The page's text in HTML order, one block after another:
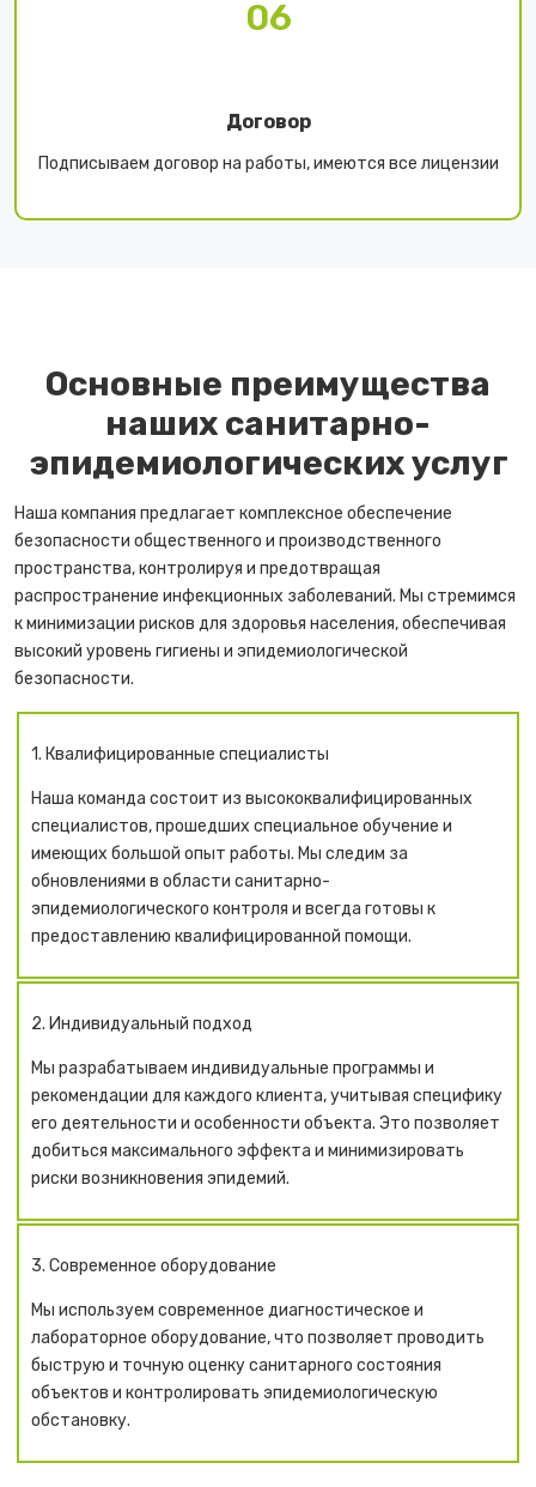
06
Договор
Подписываем договор на работы, имеются все лицензии
Основные преимущества
наших санитарно-
эпидемиологических услуг
Наша компания предлагает комплексное обеспечение
безопасности общественного и производственного
пространства, контролируя и предотвращая
распространение инфекционных заболеваний. Мы стремимся
к минимизации рисков для здоровья населения, обеспечивая
высокий уровень гигиены и эпидемиологической
безопасности.
1. Квалифицированные специалисты
Наша команда состоит из высококвалифицированных
специалистов, прошедших специальное обучение и
имеющих большой опыт работы. Мы следим за
обновлениями в области санитарно-
эпидемиологического контроля и всегда готовы к
предоставлению квалифицированной помощи.
2. Индивидуальный подход
Мы разрабатываем индивидуальные программы и
рекомендации для каждого клиента, учитывая специфику
его деятельности и особенности объекта. Это позволяет
добиться максимального эффекта и минимизировать
риски возникновения эпидемий.
3. Современное оборудование
Мы используем современное диагностическое и
лабораторное оборудование, что позволяет проводить
быструю и точную оценку санитарного состояния
объектов и контролировать эпидемиологическую
обстановку.